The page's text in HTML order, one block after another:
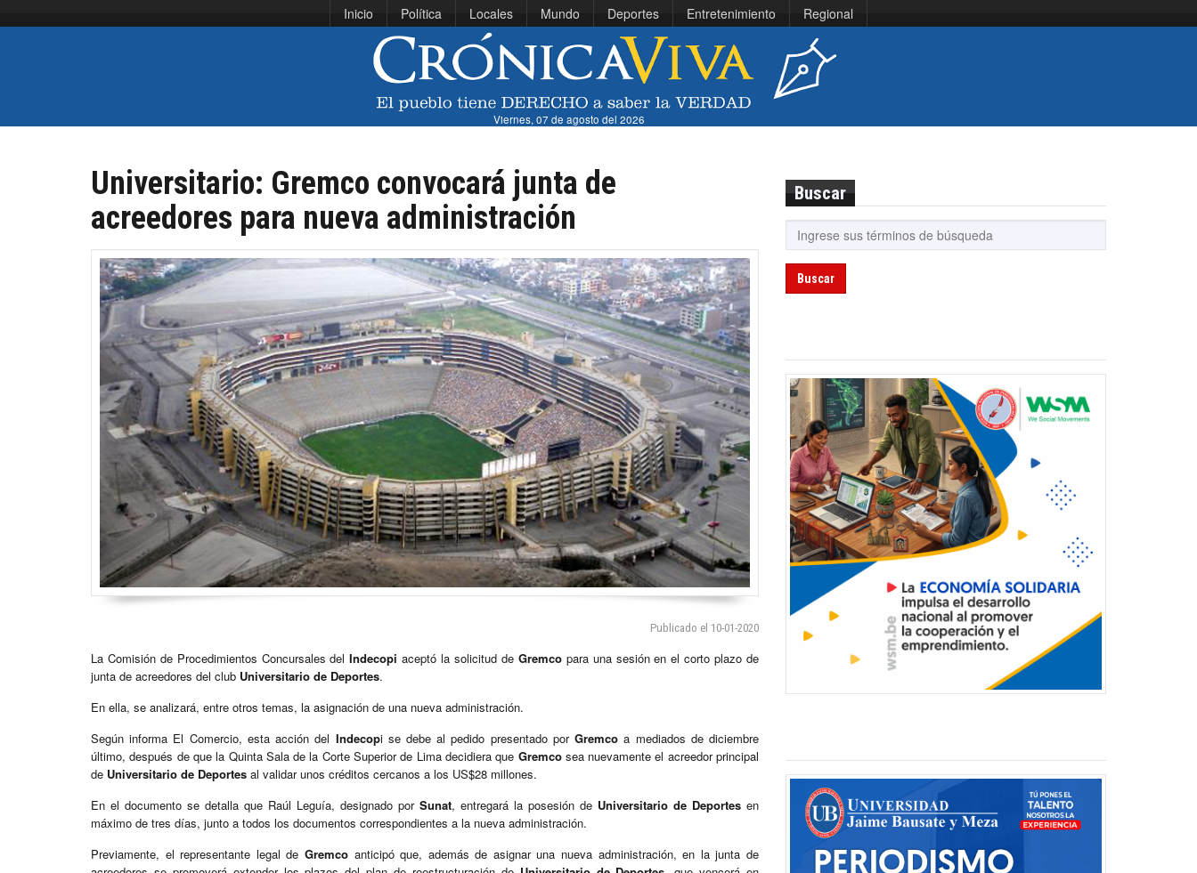
Inicio Política Locales Mundo Deportes Entretenimiento Regional
Viernes, 07 de agosto del 2026
Universitario: Gremco convocará junta de
acreedores para nueva administración
Publicado el 10-01-2020
La Comisión de Procedimientos Concursales delIndecopiaceptó la solicitud de Gremcopara una sesión en el corto plazo de
junta de acreedores del club Universitario de Deportes.
En ella, se analizará, entre otros temas, la asignación de una nueva administración.
Según informa El Comercio, esta acción del Indecopi se debe al pedido presentado porGremcoa mediados de diciembre
último, después de que la Quinta Sala de la Corte Superior de Lima decidiera que Gremcosea nuevamente el acreedor principal
de Universitario de Deportes al validar unos créditos cercanos a los US$28 millones.
En el documento se detalla que Raúl Leguía, designado por Sunat, entregará la posesión de Universitario de Deportes en
máximo de tres días, junto a todos los documentos correspondientes a la nueva administración.
Previamente, el representante legal de Gremcoanticipó que, además de asignar una nueva administración, en la junta de
Buscar
Buscar